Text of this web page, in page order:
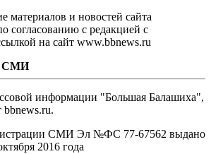
материалов и новостей сайта
согласованию с редакцией с
на сайт www.bbnews.ru
СМИ
информации "Большая Балашиха",
bbnews.ru.
СМИ Эл №ФС ‎77-67562 выдано
2016 года